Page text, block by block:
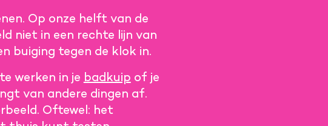
Op onze helft van de
niet in een rechte lijn van
buiging tegen de klok in.
werken in je badkuip of je
van andere dingen af.
Oftewel: het